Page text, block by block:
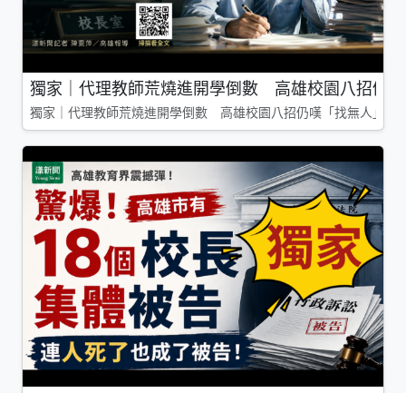
獨家｜代理教師荒燒進開學倒數 高雄校園八招仍
獨家｜代理教師荒燒進開學倒數 高雄校園八招仍嘆「找無人」